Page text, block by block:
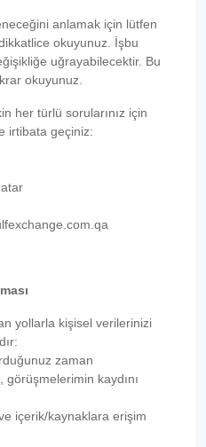
anlamak için lütfen
okuyunuz. İşbu
uğrayabilecektir. Bu
okuyunuz.
her türlü sorularınız için
irtibata geçiniz:
yollarla kişisel verilerinizi
zaman
görüşmelerimin kaydını
içerik/kaynaklara erişim